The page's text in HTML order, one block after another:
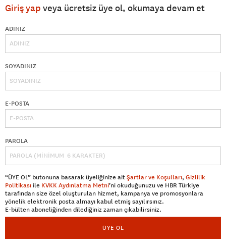
Giriş yap veya ücretsiz üye ol, okumaya devam et
ADINIZ
SOYADINIZ
E-POSTA
PAROLA
“ÜYE OL” butonuna basarak üyeliğinize aitŞartlar ve Koşulları, Gizlilik
Politikası ile KVKK Aydınlatma Metni’ni okuduğunuzu ve HBR Türkiye
tarafından size özel oluşturulan hizmet, kampanya ve promosyonlara
yönelik elektronik posta almayı kabul etmiş sayılırsınız.
E-bülten aboneliğinden dilediğiniz zaman çıkabilirsiniz.
ÜYE OL